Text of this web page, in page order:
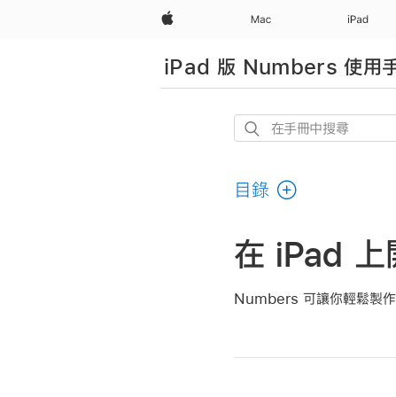
Apple Mac iPad
iPad 版 Numbers 使用
在
中
尋
目錄
在 iPad
Numbers 可讓你輕鬆製作